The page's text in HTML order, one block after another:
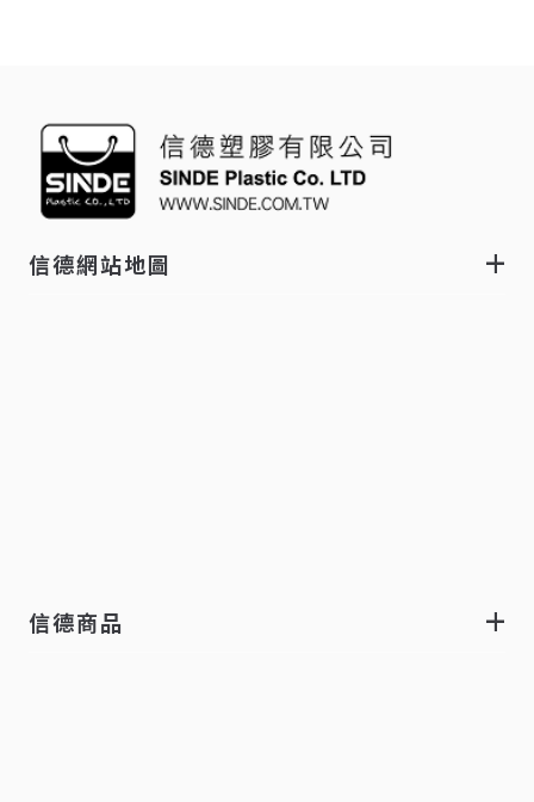
信德網站地圖
信德商品